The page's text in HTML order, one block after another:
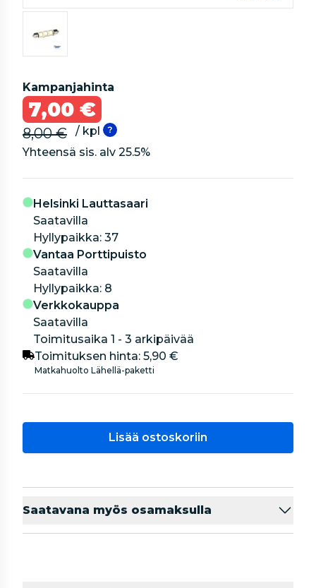
Kampanjahinta
7,00 €
8,00 €
/ kpl
Yhteensä sis. alv 25.5%
Helsinki Lauttasaari
Saatavilla
hyllypaikka: 37
Vantaa Porttipuisto
Saatavilla
hyllypaikka: 8
Verkkokauppa
Saatavilla
Toimitusaika 1 - 3 arkipäivää
Toimituksen hinta: 5,90 €
Matkahuolto Lähellä-paketti
Lisää ostoskoriin
Saatavana myös osamaksulla